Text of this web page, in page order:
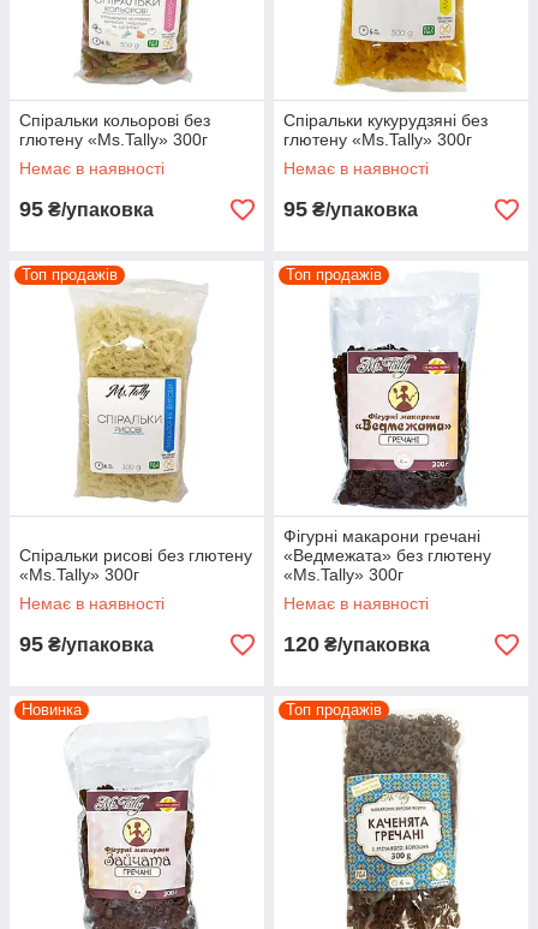
Спіральки кольорові без
глютену «Ms.Tally» 300г
Немає в наявності
95 ₴/упаковка
Спіральки кукурудзяні без
глютену «Ms.Tally» 300г
Немає в наявності
95 ₴/упаковка
Топ продажів
Спіральки рисові без глютену
«Ms.Tally» 300г
Немає в наявності
95 ₴/упаковка
Топ продажів
Фігурні макарони гречані
«Ведмежата» без глютену
«Ms.Tally» 300г
Немає в наявності
120 ₴/упаковка
Новинка Топ продажів